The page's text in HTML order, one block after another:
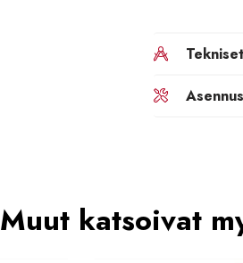
Muut katsoivat